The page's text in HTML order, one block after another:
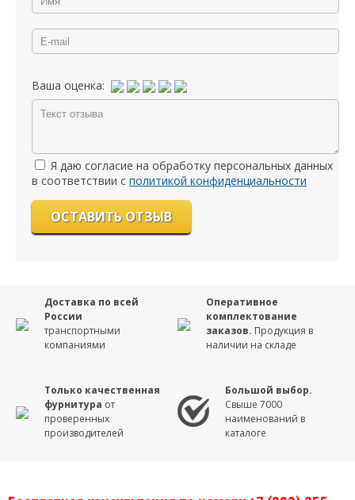
Доставка по всей
России
транспортными
компаниями
Оперативное
комплектование
заказов. Продукция в
наличии на складе
Только качественная
фурнитура от
проверенных
производителей
Большой выбор.
Свыше 7000
наименований в
каталоге
Ваша оценка:
Я даю согласие на обработку персональных данных
в соответствии с политикой конфиденциальности